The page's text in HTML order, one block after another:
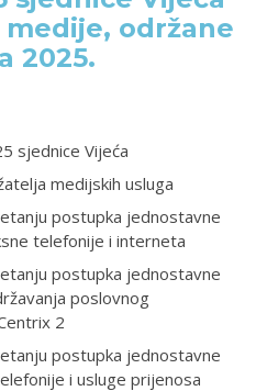
održane
2025.
sjednice Vijeća
medijskih usluga
postupka jednostavne
telefonije i interneta
postupka jednostavne
poslovnog
2
postupka jednostavne
i usluge prijenosa